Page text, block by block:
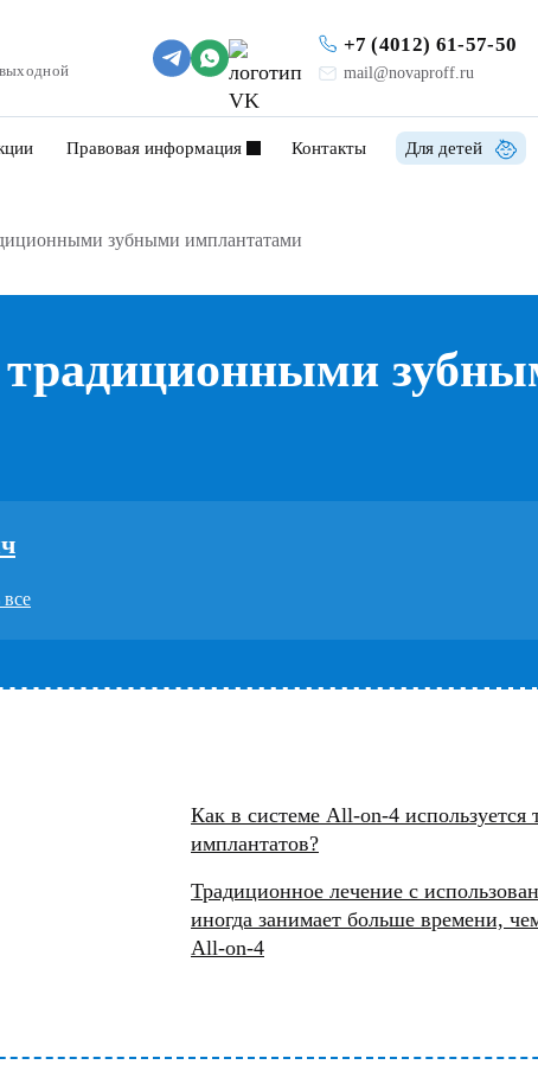
+7 (4012) 61-57-50
mail@novaproff.ru
Правовая информация Контакты Для детей
зубными имплантатами
Как в системе All-on-4 используется
имплантатов?
Традиционное лечение с
иногда занимает больше времени,
All-on-4